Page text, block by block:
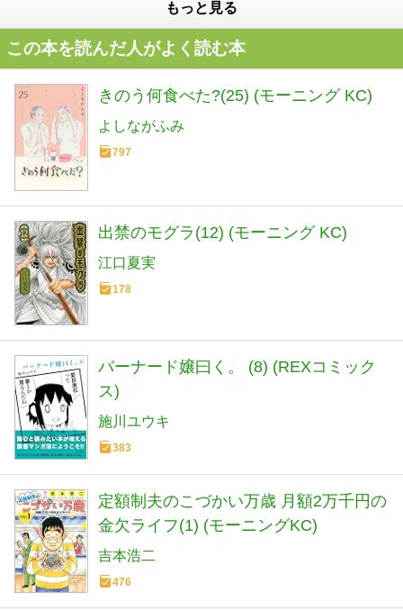
もっと見る
この本を読んだ人がよく読む本
きのう何食べた?(25) (モーニング KC)
よしながふみ
797
出禁のモグラ(12) (モーニング KC)
江口夏実
178
バーナード嬢曰く。 (8) (REXコミック
ス)
施川ユウキ
383
定額制夫のこづかい万歳 月額2万千円の
金欠ライフ(1) (モーニングKC)
吉本浩二
476